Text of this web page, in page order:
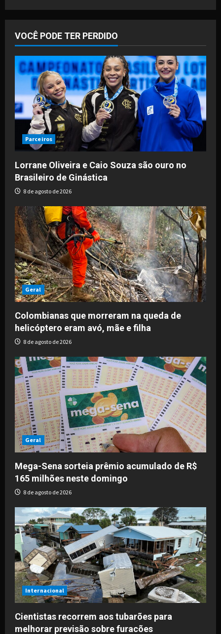
VOCÊ PODE TER PERDIDO
Parceiros
Lorrane Oliveira e Caio Souza são ouro no
Brasileiro de Ginástica
8 de agosto de 2026
Geral
Colombianas que morreram na queda de
helicóptero eram avó, mãe e filha
8 de agosto de 2026
Geral
Mega-Sena sorteia prêmio acumulado de R$
165 milhões neste domingo
8 de agosto de 2026
Internacional
Cientistas recorrem aos tubarões para
melhorar previsão sobre furacões